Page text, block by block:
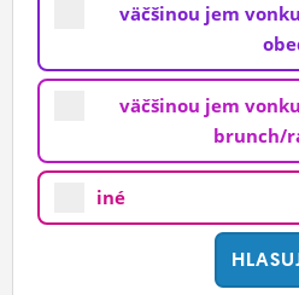
väčšinou jem
väčšinou jem
brunch/
iné